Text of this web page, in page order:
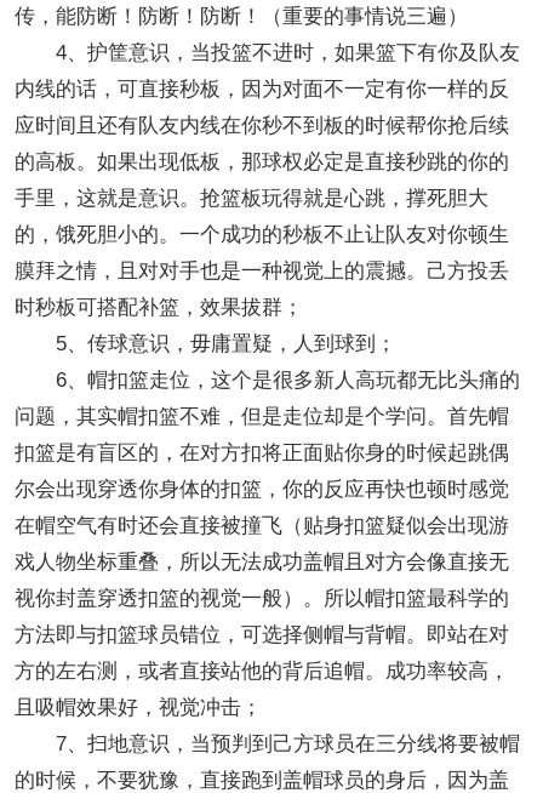
传，能防断！防断！防断！（重要的事情说三遍）
4、护筐意识，当投篮不进时，如果篮下有你及队友
内线的话，可直接秒板，因为对面不一定有你一样的反
应时间且还有队友内线在你秒不到板的时候帮你抢后续
的高板。如果出现低板，那球权必定是直接秒跳的你的
手里，这就是意识。抢篮板玩得就是心跳，撑死胆大
的，饿死胆小的。一个成功的秒板不止让队友对你顿生
膜拜之情，且对对手也是一种视觉上的震撼。己方投丢
时秒板可搭配补篮，效果拔群；
5、传球意识，毋庸置疑，人到球到；
6、帽扣篮走位，这个是很多新人高玩都无比头痛的
问题，其实帽扣篮不难，但是走位却是个学问。首先帽
扣篮是有盲区的，在对方扣将正面贴你身的时候起跳偶
尔会出现穿透你身体的扣篮，你的反应再快也顿时感觉
在帽空气有时还会直接被撞飞（贴身扣篮疑似会出现游
戏人物坐标重叠，所以无法成功盖帽且对方会像直接无
视你封盖穿透扣篮的视觉一般）。所以帽扣篮最科学的
方法即与扣篮球员错位，可选择侧帽与背帽。即站在对
方的左右测，或者直接站他的背后追帽。成功率较高，
且吸帽效果好，视觉冲击；
7、扫地意识，当预判到己方球员在三分线将要被帽
的时候，不要犹豫，直接跑到盖帽球员的身后，因为盖